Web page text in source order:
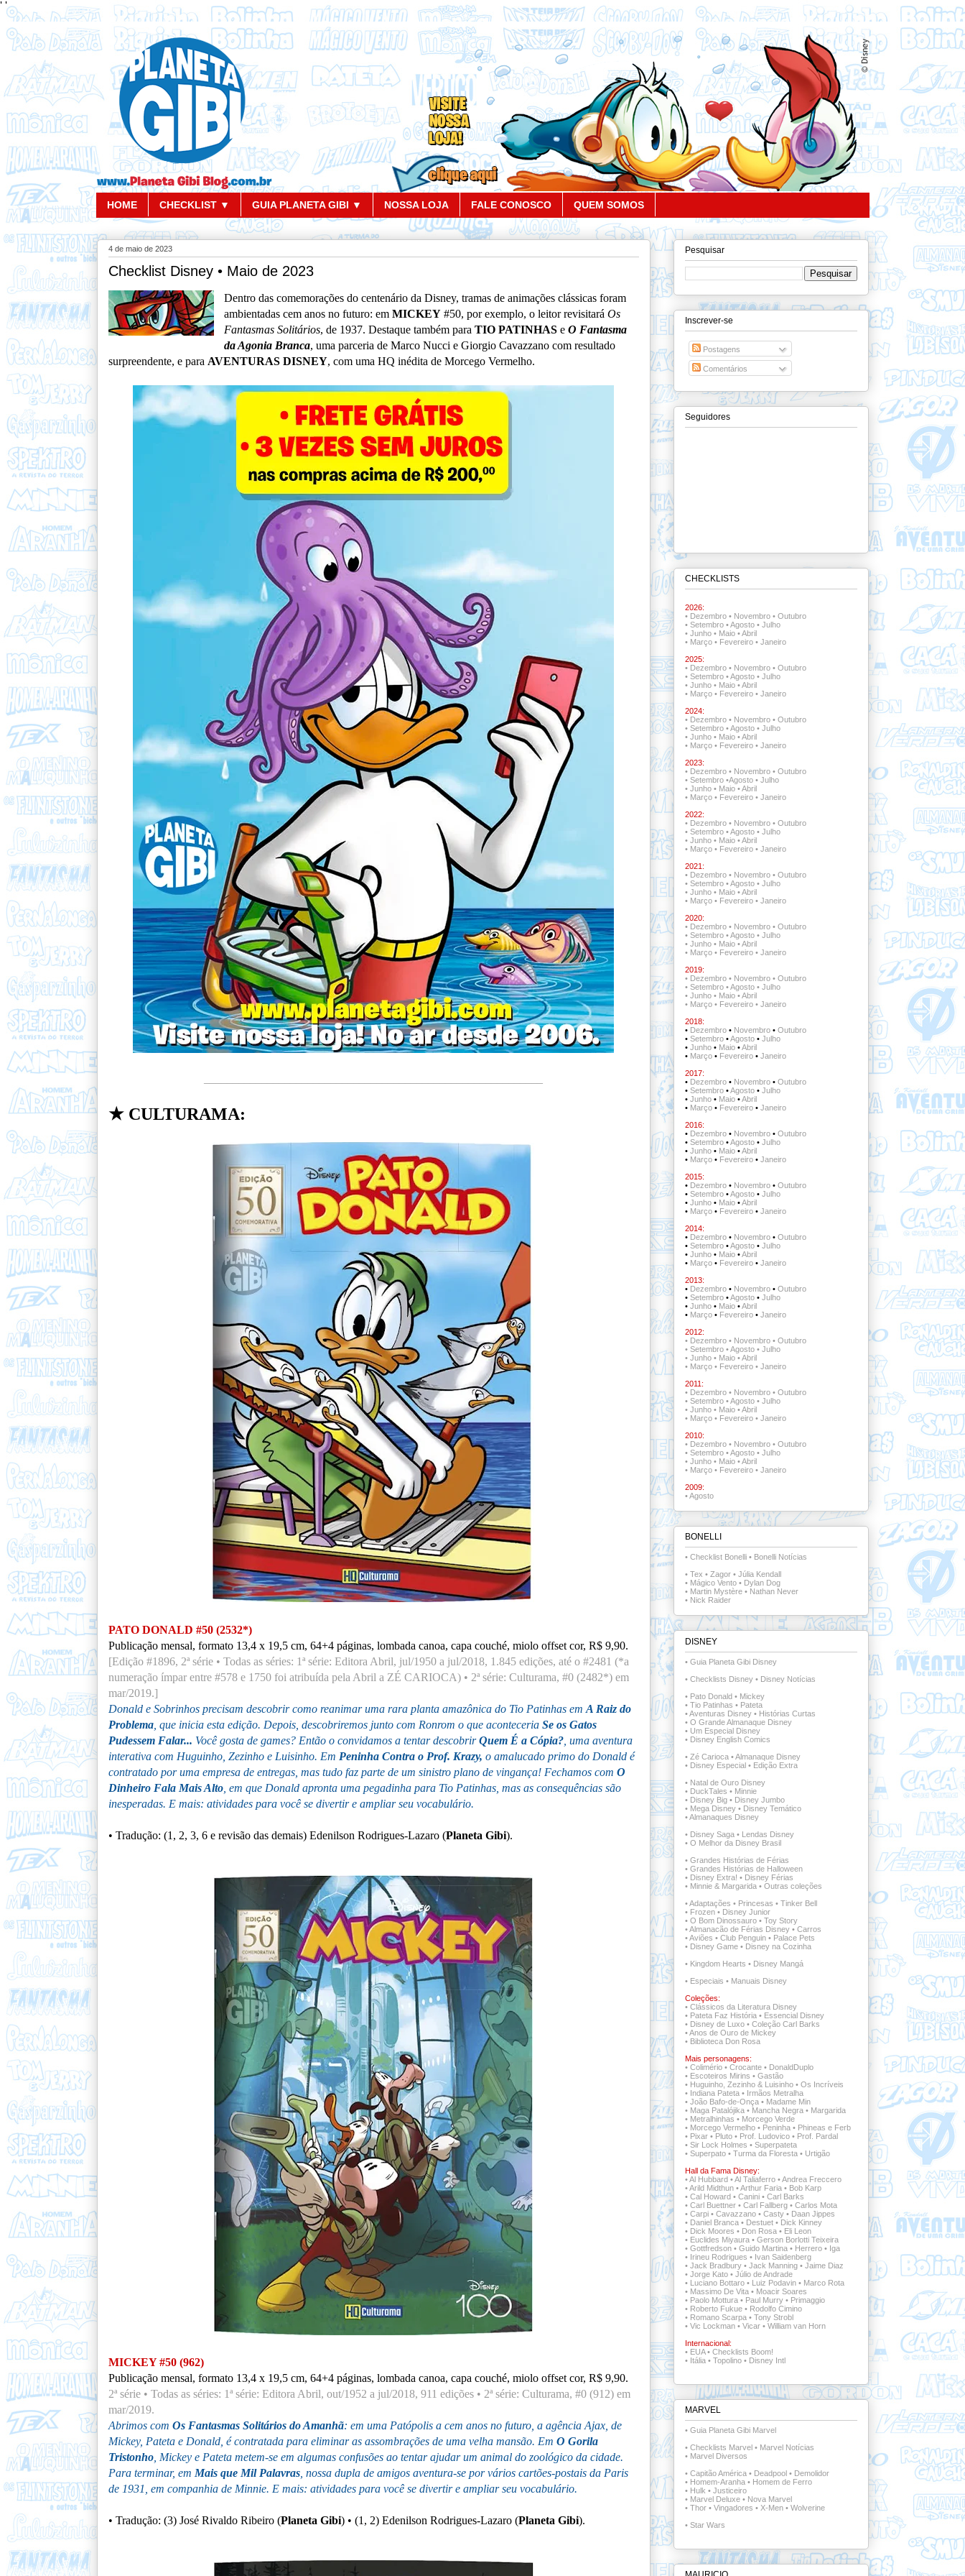
' '
HOME CHECKLIST ▼ GUIA PLANETA GIBI ▼ NOSSA LOJA FALE CONOSCO QUEM SOMOS
4 de maio de 2023
Checklist Disney • Maio de 2023
Dentro das comemorações do centenário da Disney, tramas de animações clássicas foram
ambientadas cem anos no futuro: emMICKEY #50, por exemplo, o leitor revisitará Os
Fantasmas Solitários, de 1937. Destaque também paraTIO PATINHAS eO Fantasma
da Agonia Branca, uma parceria de Marco Nucci e Giorgio Cavazzano com resultado
surpreendente, e para AVENTURAS DISNEY, com uma HQ inédita de Morcego Vermelho.
★ CULTURAMA:
PATO DONALD #50 (2532*)
Publicação mensal, formato 13,4 x 19,5 cm, 64+4 páginas, lombada canoa, capa couché, miolo offset cor, R$ 9,90.
[Edição #1896, 2ª série • Todas as séries: 1ª série: Editora Abril, jul/1950 a jul/2018, 1.845 edições, até o #2481 (*a
numeração ímpar entre #578 e 1750 foi atribuída pela Abril a ZÉ CARIOCA) • 2ª série: Culturama, #0 (2482*) em
mar/2019.]
Donald e Sobrinhos precisam descobrir como reanimar uma rara planta amazônica do Tio Patinhas em A Raiz do
Problema, que inicia esta edição. Depois, descobriremos junto com Ronrom o que aconteceria Se os Gatos
Pudessem Falar... Você gosta de games? Então o convidamos a tentar descobrirQuem É a Cópia?, uma aventura
interativa com Huguinho, Zezinho e Luisinho. Em Peninha Contra o Prof. Krazy, o amalucado primo do Donald é
contratado por uma empresa de entregas, mas tudo faz parte de um sinistro plano de vingança! Fechamos com O
Dinheiro Fala Mais Alto, em que Donald apronta uma pegadinha para Tio Patinhas, mas as consequências são
inesperadas. E mais: atividades para você se divertir e ampliar seu vocabulário.
• Tradução: (1, 2, 3, 6 e revisão das demais) Edenilson Rodrigues-Lazaro (Planeta Gibi).
MICKEY #50 (962)
Publicação mensal, formato 13,4 x 19,5 cm, 64+4 páginas, lombada canoa, capa couché, miolo offset cor, R$ 9,90.
2ª série • Todas as séries: 1ª série: Editora Abril, out/1952 a jul/2018, 911 edições • 2ª série: Culturama, #0 (912) em
mar/2019.
Abrimos com Os Fantasmas Solitários do Amanhã: em uma Patópolis a cem anos no futuro, a agência Ajax, de
Mickey, Pateta e Donald, é contratada para eliminar as assombrações de uma velha mansão. Em O Gorila
Tristonho, Mickey e Pateta metem-se em algumas confusões ao tentar ajudar um animal do zoológico da cidade.
Para terminar, em Mais que Mil Palavras, nossa dupla de amigos aventura-se por vários cartões-postais da Paris
de 1931, em companhia de Minnie. E mais: atividades para você se divertir e ampliar seu vocabulário.
• Tradução: (3) José Rivaldo Ribeiro (Planeta Gibi) • (1, 2) Edenilson Rodrigues-Lazaro (Planeta Gibi).
Pesquisar
Inscrever-se
Postagens
Comentários
Seguidores
CHECKLISTS
2026:
• Dezembro• Novembro• Outubro
• Setembro•Agosto• Julho
• Junho• Maio•Abril
• Março• Fevereiro• Janeiro
2025:
• Dezembro• Novembro• Outubro
• Setembro•Agosto• Julho
• Junho• Maio•Abril
• Março• Fevereiro• Janeiro
2024:
• Dezembro• Novembro• Outubro
• Setembro•Agosto• Julho
• Junho• Maio•Abril
• Março• Fevereiro• Janeiro
2023:
• Dezembro• Novembro• Outubro
• Setembro•Agosto• Julho
• Junho• Maio•Abril
• Março• Fevereiro• Janeiro
2022:
• Dezembro • Novembro• Outubro
• Setembro •Agosto• Julho
• Junho• Maio•Abril
• Março• Fevereiro• Janeiro
2021:
• Dezembro • Novembro • Outubro
• Setembro•Agosto• Julho
• Junho• Maio•Abril
• Março• Fevereiro• Janeiro
2020:
• Dezembro• Novembro• Outubro
• Setembro•Agosto• Julho
• Junho• Maio•Abril
• Março• Fevereiro• Janeiro
2019:
• Dezembro• Novembro• Outubro
• Setembro•Agosto• Julho
• Junho• Maio•Abril
• Março• Fevereiro• Janeiro
2018:
• Dezembro• Novembro• Outubro
• Setembro•Agosto• Julho
• Junho• Maio•Abril
• Março• Fevereiro• Janeiro
2017:
• Dezembro• Novembro• Outubro
• Setembro•Agosto• Julho
• Junho• Maio•Abril
• Março• Fevereiro• Janeiro
2016:
• Dezembro• Novembro• Outubro
• Setembro•Agosto• Julho
• Junho• Maio•Abril
• Março• Fevereiro• Janeiro
2015:
• Dezembro• Novembro• Outubro
• Setembro•Agosto• Julho
• Junho• Maio•Abril
• Março• Fevereiro• Janeiro
2014:
• Dezembro • Novembro • Outubro
• Setembro• Agosto • Julho
• Junho• Maio•Abril
• Março• Fevereiro• Janeiro
2013:
• Dezembro• Novembro• Outubro
• Setembro•Agosto• Julho
• Junho• Maio•Abril
• Março• Fevereiro• Janeiro
2012:
• Dezembro• Novembro• Outubro
• Setembro •Agosto• Julho
• Junho• Maio •Abril
• Março• Fevereiro• Janeiro
2011:
• Dezembro• Novembro• Outubro
• Setembro•Agosto• Julho
• Junho• Maio•Abril
• Março• Fevereiro• Janeiro
2010:
• Dezembro• Novembro• Outubro
• Setembro•Agosto• Julho
• Junho• Maio•Abril
• Março• Fevereiro• Janeiro
2009:
•Agosto
BONELLI
• Checklist Bonelli• Bonelli Notícias
• Tex • Zagor• Júlia Kendall
• Mágico Vento • Dylan Dog
• Martin Mystère • Nathan Never
• Nick Raider
DISNEY
• Guia Planeta Gibi Disney
• Checklists Disney• Disney Notícias
• Pato Donald• Mickey
• Tio Patinhas • Pateta
• Aventuras Disney • Histórias Curtas
• O Grande Almanaque Disney
• Um Especial Disney
• Disney English Comics
• Zé Carioca •Almanaque Disney
• Disney Especial • Edição Extra
• Natal de Ouro Disney
• DuckTales • Minnie
• Disney Big • Disney Jumbo
• Mega Disney • Disney Temático
•Almanaques Disney
• Disney Saga• Lendas Disney
• O Melhor da Disney Brasil
• Grandes Histórias de Férias
• Grandes Histórias de Halloween
• Disney Extra! • Disney Férias
• Minnie & Margarida• Outras coleções
• Adaptações • Princesas • Tinker Bell
• Frozen• Disney Junior
• O Bom Dinossauro • Toy Story
•Almanacão de Férias Disney • Carros
• Aviões • Club Penguin• Palace Pets
• Disney Game• Disney na Cozinha
• Kingdom Hearts • Disney Mangá
• Especiais • Manuais Disney
Coleções:
• Clássicos da Literatura Disney
• Pateta Faz História• Essencial Disney
• Disney de Luxo• Coleção Carl Barks
•Anos de Ouro de Mickey
• Biblioteca Don Rosa
Mais personagens:
• Colimério• Crocante• DonaldDuplo
• Escoteiros Mirins • Gastão
• Huguinho, Zezinho & Luisinho• Os Incríveis
• Indiana Pateta • Irmãos Metralha
• João Bafo-de-Onça • Madame Min
• Maga Patalójika• Mancha Negra• Margarida
• Metralhinhas • Morcego Verde
• Morcego Vermelho • Peninha• Phineas e Ferb
• Pixar• Pluto• Prof. Ludovico • Prof. Pardal
• Sir Lock Holmes • Superpateta
• Superpato• Turma da Floresta• Urtigão
Hall da Fama Disney:
•Al Hubbard•Al Taliaferro•Andrea Freccero
•Arild Midthun•Arthur Faria• Bob Karp
• Cal Howard• Canini• Carl Barks
• Carl Buettner• Carl Fallberg • Carlos Mota
• Carpi • Cavazzano• Casty• Daan Jippes
• Daniel Branca• Destuet• Dick Kinney
• Dick Moores • Don Rosa• Eli Leon
• Euclides Miyaura • Gerson Borlotti Teixeira
• Gottfredson • Guido Martina • Herrero• Iga
• Irineu Rodrigues • Ivan Saidenberg
• Jack Bradbury• Jack Manning• Jaime Diaz
• Jorge Kato• Júlio de Andrade
• Luciano Bottaro• Luiz Podavin• Marco Rota
• Massimo De Vita • Moacir Soares
• Paolo Mottura • Paul Murry • Primaggio
• Roberto Fukue • Rodolfo Cimino
• Romano Scarpa • Tony Strobl
• Vic Lockman• Vicar • William van Horn
Internacional:
• EUA • Checklists Boom!
• Itália • Topolino • Disney Intl
MARVEL
• Guia Planeta Gibi Marvel
• Checklists Marvel• Marvel Notícias
• Marvel Diversos
• Capitão América• Deadpool• Demolidor
• Homem-Aranha• Homem de Ferro
• Hulk • Justiceiro
• Marvel Deluxe• Nova Marvel
• Thor • Vingadores • X-Men• Wolverine
• Star Wars